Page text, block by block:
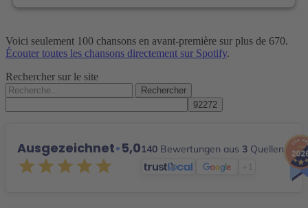
Voici seulement 100 chansons en avant-première sur plus de 670.
Écouter toutes les chansons directement sur Spotify.
Rechercher sur le site
Rechercher :
Ausgezeichnet•5,0140 Bewertungen aus 3 Quellen
+1